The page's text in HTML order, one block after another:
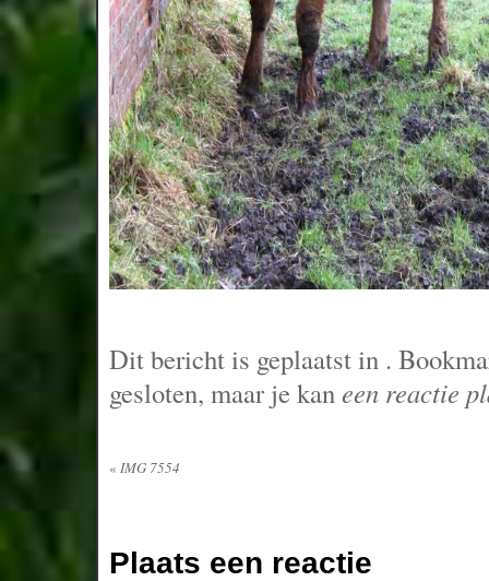
Dit bericht is geplaatst in .
gesloten, maar je kaneen reactie
« IMG 7554
Plaats een reactie